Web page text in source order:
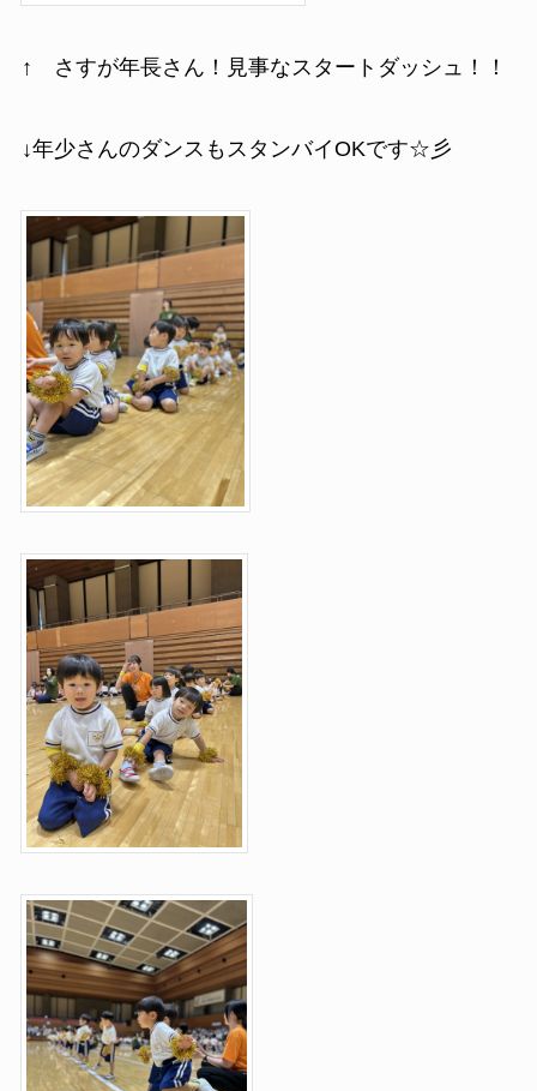
↑ さすが年長さん！見事なスタートダッシュ！！
↓年少さんのダンスもスタンバイOKです☆彡